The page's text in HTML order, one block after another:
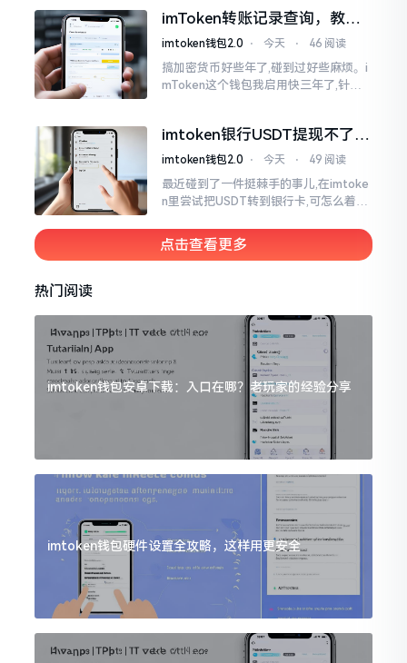
账。可是
imToken转账记录查询，教你
正确查看方法
imtoken钱包2.0 ⋅ 今天 ⋅ 46 阅读
搞加密货币好些年了,碰到过好些麻烦。i
mToken这个钱包我启用快三年了,针对
我也疑惑过一阵子
imtoken银行USDT提现不了？
这几个法子能帮你搞定
imtoken钱包2.0 ⋅ 今天 ⋅ 49 阅读
最近碰到了一件挺棘手的事儿,在imtoke
n里尝试把USDT转到银行卡,可怎么着都
阵子的颠折与腾磨。没想到前前后后这
么时长
点击查看更多
热门阅读
imtoken钱包安卓下载：入口在哪？老玩家的经验分享
imtoken钱包硬件设置全攻略，这样用更安全